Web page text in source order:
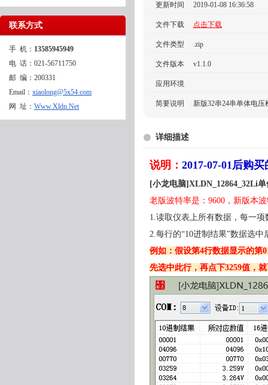
联系方式
手 机： 13585945949
电 话：021-56711750
邮 编：200331
Email： xiaolong@5x54.com
网 址： Www.Xldn.Net
更新时间 2019-01-08 16:36:58
文件下载 点击下载
文件类型 .zip
文件版本 v1.1.0
应用环境
简要说明 新版32串24串单体电压
详细描述
说明： 2017-07-01后购
[小龙电脑]XLDN_12864_32Li
老版波特率是：9600，新版本
1.读取仪表上所有数据，每一
2.每行的“10进制结果”数据选
例如：假设第4行数据显示的第
先选中此行，再点下3259值，